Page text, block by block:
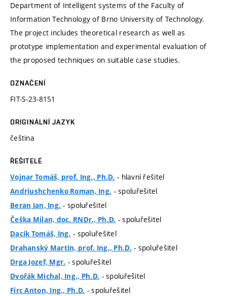
Department of Intelligent systems of the Faculty of
Information Technology of Brno University of Technology.
The project includes theoretical research as well as
prototype implementation and experimental evaluation of
the proposed techniques on suitable case studies.
OZNAČENÍ
FIT-S-23-8151
ORIGINÁLNÍ JAZYK
čeština
ŘEŠITELÉ
Vojnar Tomáš, prof. Ing., Ph.D. - hlavní řešitel
Andriushchenko Roman, Ing. - spoluřešitel
Beran Jan, Ing. - spoluřešitel
Češka Milan, doc. RNDr., Ph.D. - spoluřešitel
Dacík Tomáš, Ing. - spoluřešitel
Drahanský Martin, prof. Ing., Ph.D. - spoluřešitel
Drga Jozef, Mgr. - spoluřešitel
Dvořák Michal, Ing., Ph.D. - spoluřešitel
Firc Anton, Ing., Ph.D. - spoluřešitel